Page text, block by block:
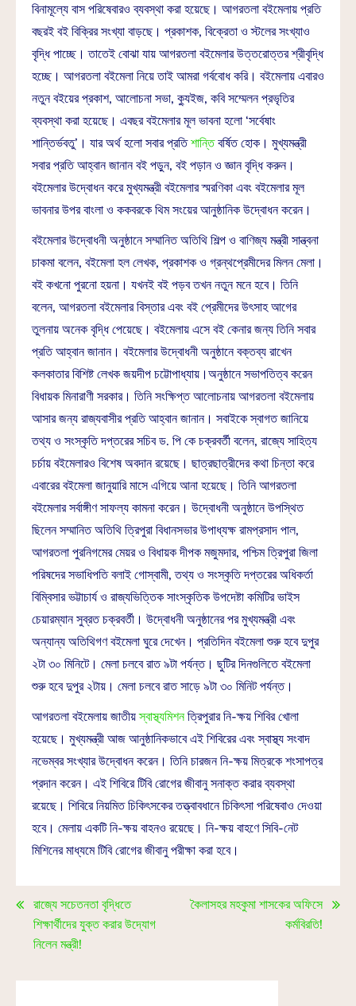
বিনামূল্যে বাস পরিষেবারও ব্যবস্থা করা হয়েছে। আগরতলা বইমেলায় প্রতি
বছরই বই বিক্রির সংখ্যা বাড়ছে। প্রকাশক, বিক্রেতা ও স্টলের সংখ্যাও
বৃদ্ধি পাচ্ছে। তাতেই বোঝা যায় আগরতলা বইমেলার উত্তরোত্তর শ্রীবৃদ্ধি
হচ্ছে। আগরতলা বইমেলা নিয়ে তাই আমরা গর্ববোধ করি। বইমেলায় এবারও
নতুন বইয়ের প্রকাশ, আলোচনা সভা, ক্যুইজ, কবি সম্মেলন প্রভৃতির
ব্যবস্থা করা হয়েছে। এবছর বইমেলার মূল ভাবনা হলো ‘সর্বেষাং
শান্তির্ভবতু’। যার অর্থ হলো সবার প্রতিশান্তিবর্ষিত হোক। মুখ্যমন্ত্রী
সবার প্রতি আহ্বান জানান বই পড়ুন, বই পড়ান ও জ্ঞান বৃদ্ধি করুন।
বইমেলার উদ্বোধন করে মুখ্যমন্ত্রী বইমেলার স্মরণিকা এবং বইমেলার মূল
ভাবনার উপর বাংলা ও ককবরকে থিম সংয়ের আনুষ্ঠানিক উদ্বোধন করেন।
বইমেলার উদ্বোধনী অনুষ্ঠানে সম্মানিত অতিথি শিল্প ও বাণিজ্য মন্ত্রী সান্ত্বনা
চাকমা বলেন, বইমেলা হল লেখক, প্রকাশক ও গ্রন্থপ্রেমীদের মিলন মেলা।
বই কখনো পুরনো হয়না। যখনই বই পড়ব তখন নতুন মনে হবে। তিনি
বলেন, আগরতলা বইমেলার বিস্তার এবং বই প্রেমীদের উৎসাহ আগের
তুলনায় অনেক বৃদ্ধি পেয়েছে। বইমেলায় এসে বই কেনার জন্য তিনি সবার
প্রতি আহ্বান জানান। বইমেলার উদ্বোধনী অনুষ্ঠানে বক্তব্য রাখেন
কলকাতার বিশিষ্ট লেখক জয়দীপ চট্টোপাধ্যায়।অনুষ্ঠানে সভাপতিত্ব করেন
বিধায়ক মিনারাণী সরকার। তিনি সংক্ষিপ্ত আলোচনায় আগরতলা বইমেলায়
আসার জন্য রাজ্যবাসীর প্রতি আহ্বান জানান। সবাইকে স্বাগত জানিয়ে
তথ্য ও সংস্কৃতি দপ্তরের সচিব ড. পি কে চক্রবর্তী বলেন, রাজ্যে সাহিত্য
চর্চায় বইমেলারও বিশেষ অবদান রয়েছে। ছাত্রছাত্রীদের কথা চিন্তা করে
এবারের বইমেলা জানুয়ারি মাসে এগিয়ে আনা হয়েছে। তিনি আগরতলা
বইমেলার সর্বাঙ্গীণ সাফল্য কামনা করেন। উদ্বোধনী অনুষ্ঠানে উপস্থিত
ছিলেন সম্মানিত অতিথি ত্রিপুরা বিধানসভার উপাধ্যক্ষ রামপ্রসাদ পাল,
আগরতলা পুরনিগমের মেয়র ও বিধায়ক দীপক মজুমদার, পশ্চিম ত্রিপুরা জিলা
পরিষদের সভাধিপতি বলাই গোস্বামী, তথ্য ও সংস্কৃতি দপ্তরের অধিকর্তা
বিম্বিসার ভট্টাচার্য ও রাজ্যভিত্তিক সাংস্কৃতিক উপদেষ্টা কমিটির ভাইস
চেয়ারম্যান সুব্রত চক্রবর্তী। উদ্বোধনী অনুষ্ঠানের পর মুখ্যমন্ত্রী এবং
অন্যান্য অতিথিগণ বইমেলা ঘুরে দেখেন। প্রতিদিন বইমেলা শুরু হবে দুপুর
২টা ৩০ মিনিটে। মেলা চলবে রাত ৯টা পর্যন্ত। ছুটির দিনগুলিতে বইমেলা
শুরু হবে দুপুর ২টায়। মেলা চলবে রাত সাড়ে ৯টা ৩০ মিনিট পর্যন্ত।
আগরতলা বইমেলায় জাতীয়স্বাস্থ্যমিশনত্রিপুরার নি-ক্ষয় শিবির খোলা
হয়েছে। মুখ্যমন্ত্রী আজ আনুষ্ঠানিকভাবে এই শিবিরের এবং স্বাস্থ্য সংবাদ
নভেম্বর সংখ্যার উদ্বোধন করেন। তিনি চারজন নি-ক্ষয় মিত্রকে শংসাপত্র
প্রদান করেন। এই শিবিরে টিবি রোগের জীবানু সনাক্ত করার ব্যবস্থা
রয়েছে। শিবিরে নিয়মিত চিকিৎসকের তত্ত্বাবধানে চিকিৎসা পরিষেবাও দেওয়া
হবে। মেলায় একটি নি-ক্ষয় বাহনও রয়েছে। নি-ক্ষয় বাহণে সিবি-নেট
মিশিনের মাধ্যমে টিবি রোগের জীবানু পরীক্ষা করা হবে।
রাজ্যে সচেতনতা বৃদ্ধিতে
শিক্ষার্থীদের যুক্ত করার উদ্যোগ
নিলেন মন্ত্রী!
কৈলাসহর মহকুমা শাসকের অফিসে
কর্মবিরতি!